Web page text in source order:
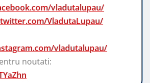
vladutalupau/
VladutaLupau/
vladutalupau/
noutati: